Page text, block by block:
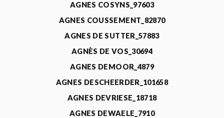
AGNES COSYNS_97603
AGNES COUSSEMENT_82870
AGNES DE SUTTER_57883
AGNÈS DE VOS_30694
AGNES DEMOOR_4879
AGNES DESCHEERDER_101658
AGNES DEVRIESE_18718
AGNES DEWAELE_7910